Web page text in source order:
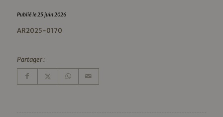
Publié le 25 juin 2026
AR2025-0170
Partager :